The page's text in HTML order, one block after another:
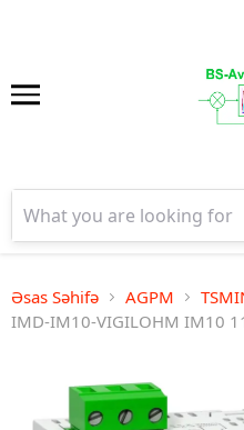
Əsas Səhifə AGPM
IMD-IM10-VIGILOHM IM10